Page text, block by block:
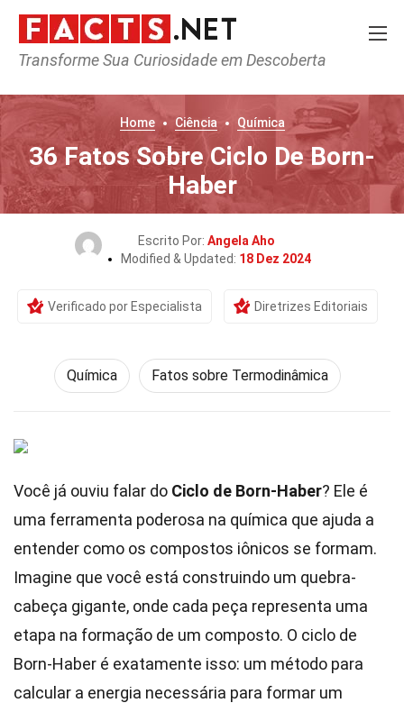
Transforme Sua Curiosidade em Descoberta
Home Ciência Química
36 Fatos Sobre Ciclo De Born-
Haber
Escrito Por: Angela Aho
Modified & Updated: 18 Dez 2024
Verificado por Especialista Diretrizes Editoriais
Química Fatos sobre Termodinâmica
Você já ouviu falar do Ciclo de Born-Haber? Ele é
uma ferramenta poderosa na química que ajuda a
entender como os compostos iônicos se formam.
Imagine que você está construindo um quebra-
cabeça gigante, onde cada peça representa uma
etapa na formação de um composto. O ciclo de
Born-Haber é exatamente isso: um método para
calcular a energia necessária para formar um